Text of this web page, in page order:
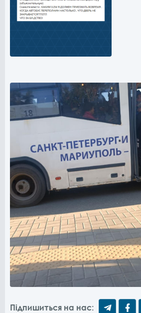
Підпишиться на нас: